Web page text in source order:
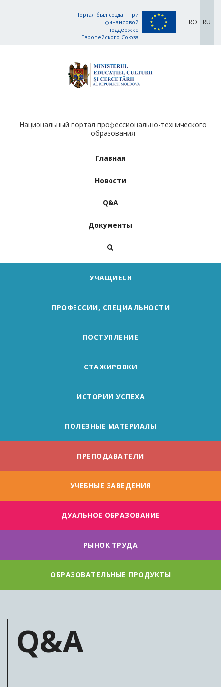
Портал был создан при
финансовой
поддержке
Европейского Союза
RO RU
Национальный портал профессионально-технического
образования
Главная
Новости
Q&A
Документы
УЧАЩИЕСЯ
ПРОФЕССИИ, СПЕЦИАЛЬНОСТИ
ПОСТУПЛЕНИЕ
СТАЖИРОВКИ
ИСТОРИИ УСПЕХА
ПОЛЕЗНЫЕ МАТЕРИАЛЫ
ПРЕПОДАВАТЕЛИ
УЧЕБНЫЕ ЗАВЕДЕНИЯ
ДУАЛЬНОE ОБРАЗОВАНИЕ
РЫНОК ТРУДА
ОБРАЗОВАТЕЛЬНЫЕ ПРОДУКТЫ
Q&A